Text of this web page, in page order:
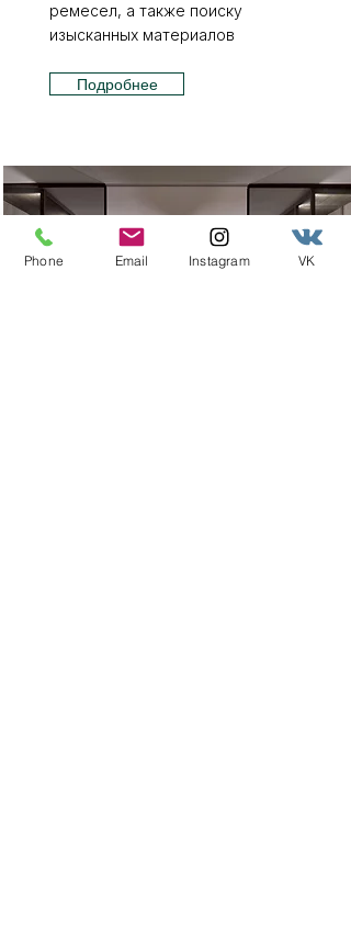
ремесел, а также поиску
изысканных материалов
Подробнее
Phone Email Instagram VK